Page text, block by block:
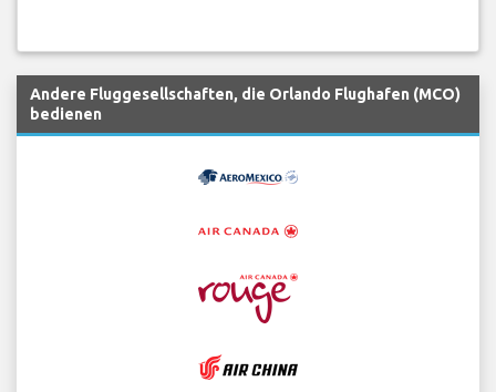
Andere Fluggesellschaften, die Orlando Flughafen (MCO)
bedienen